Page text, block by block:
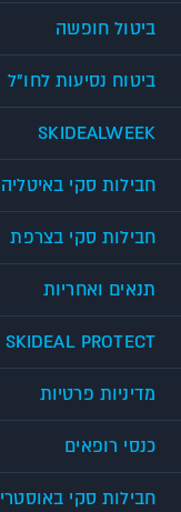
ביטול חופשה
ביטוח נסיעות לחו"ל
SKIDEALWEEK
חבילות סקי באיטליה
חבילות סקי בצרפת
תנאים ואחריות
SKIDEAL PROTECT
מדיניות פרטיות
כנסי רופאים
חבילות סקי